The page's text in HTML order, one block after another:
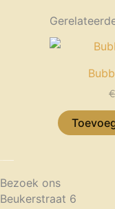
€
Bezoek ons
Beukerstraat 6